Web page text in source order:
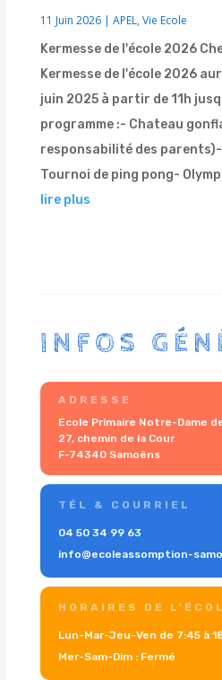
11 Juin 2026 |APEL,Vie Ecole
Kermesse de l'école 2026
Kermesse de l'école 2026
juin 2025 à partir de 11h
programme :- Chateau
responsabilité des
Tournoi de ping pong-
lire plus
INFOS
ADRESSE
Ecole Primaire Notre-Dame
27, chemin de la Cour
F-74340 Samoëns
TÉL & COURRIEL
04 50 34 99 63
info@ecoleassomption-
HORAIRES DE
Lun-Mar-Jeu-Ven de 7:45 à
Mer-Sam-Dim : Fermé